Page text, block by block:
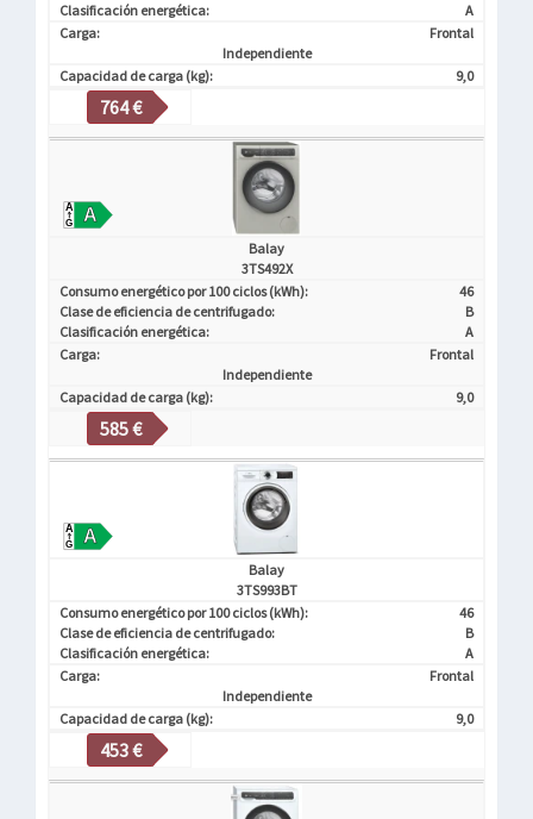
Clasificación energética:
A
Carga:
Frontal
Independiente
Capacidad de carga (kg):
9,0
764 €
Balay
3TS492X
Consumo energético por 100 ciclos (kWh):
46
Clase de eficiencia de centrifugado:
B
Clasificación energética:
A
Carga:
Frontal
Independiente
Capacidad de carga (kg):
9,0
585 €
Balay
3TS993BT
Consumo energético por 100 ciclos (kWh):
46
Clase de eficiencia de centrifugado:
B
Clasificación energética:
A
Carga:
Frontal
Independiente
Capacidad de carga (kg):
9,0
453 €